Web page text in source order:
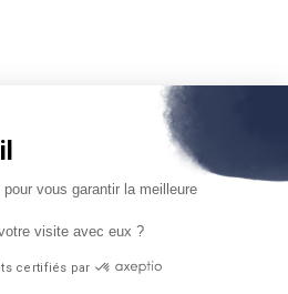
vous garantir la meilleure
visite avec eux ?
certifiés par
Retail